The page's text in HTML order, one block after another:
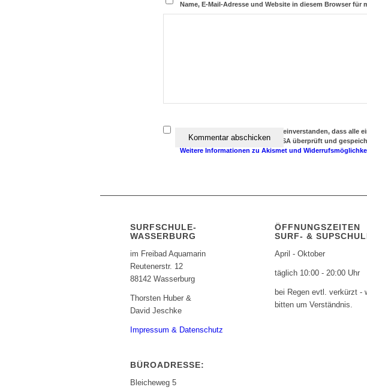
Name, E-Mail-Adresse und Website in diesem Browser für
Ich erkläre mich damit einverstanden, dass alle
das Programm Akismetin den USA überprüft und
Weitere Informationen zu Akismet und
SURFSCHULE-
WASSERBURG
im Freibad Aquamarin
Reutenerstr. 12
88142 Wasserburg
Thorsten Huber &
David Jeschke
Impressum & Datenschutz
BÜROADRESSE:
Bleicheweg 5
ÖFFNUNGSZEITEN
SURF- &
April - Oktober
täglich 10:00 - 20:00 Uhr
bei Regen evtl. verkürzt -
bitten um Verständnis.